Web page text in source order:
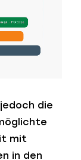
die
mit
in den